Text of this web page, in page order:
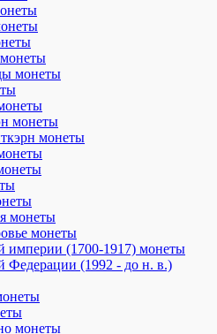
монеты
монеты
монеты
монеты
монеты
империи (1700-1917) монеты
Федерации (1992 - до н. в.)
монеты
СССР